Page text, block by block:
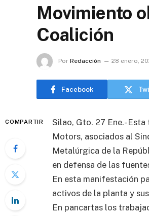
Movimiento
Coalición
Por Redacción 28 enero,
Facebook
COMPARTIR
Silao, Gto. 27 Ene.-
Motors, asociados al
Metalúrgica de la
en defensa de las
En esta manifestación
activos de la planta y
En pancartas los